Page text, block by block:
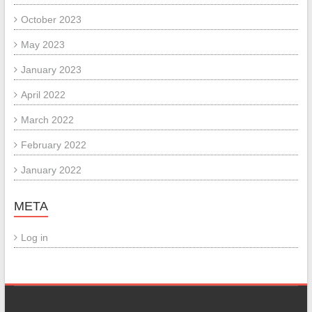
October 2023
May 2023
January 2023
April 2022
March 2022
February 2022
January 2022
META
Log in